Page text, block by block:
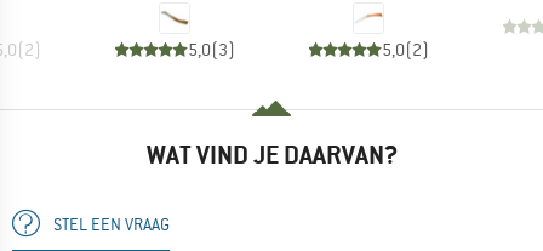
(2) 5,0(3) 5,0(2)
WAT VIND JE DAARVAN?
STEL EEN VRAAG